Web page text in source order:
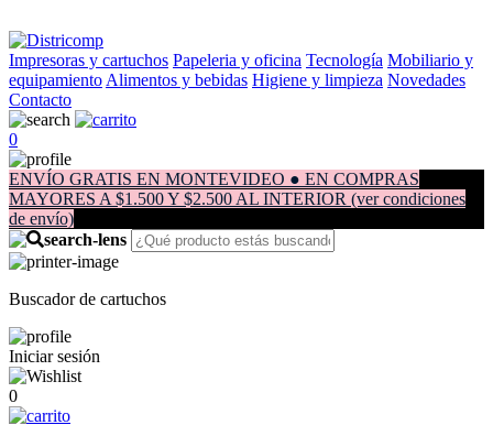
Impresoras y cartuchos Papeleria y oficina Tecnología Mobiliario y
equipamiento Alimentos y bebidas Higiene y limpieza Novedades
Contacto
0
ENVÍO GRATIS EN MONTEVIDEO ● EN COMPRAS
MAYORES A $1.500 Y $2.500 AL INTERIOR (ver condiciones
de envío)
Buscador de cartuchos
Iniciar sesión
0